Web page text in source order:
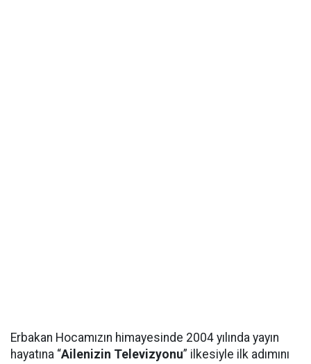
Erbakan Hocamızın himayesinde 2004 yılında yayın
hayatına “Ailenizin Televizyonu” ilkesiyle ilk adımını